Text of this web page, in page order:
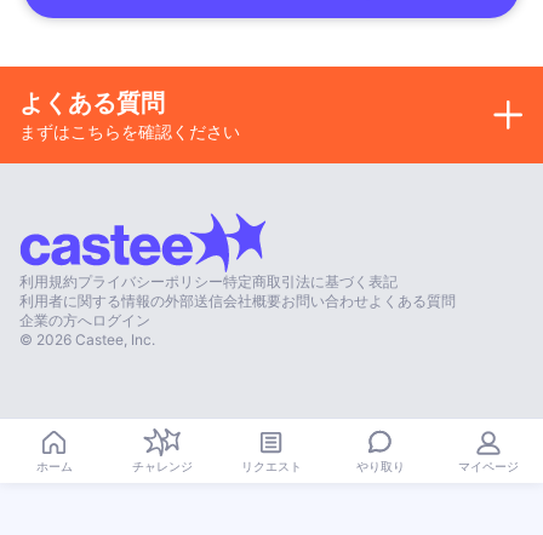
よくある質問
まずはこちらを確認ください
利用規約プライバシーポリシー特定商取引法に基づく表記
利用者に関する情報の外部送信会社概要お問い合わせ よくある質問
企業の方へログイン
© 2026 Castee, Inc.
ホーム チャレンジ リクエスト やり取り マイページ